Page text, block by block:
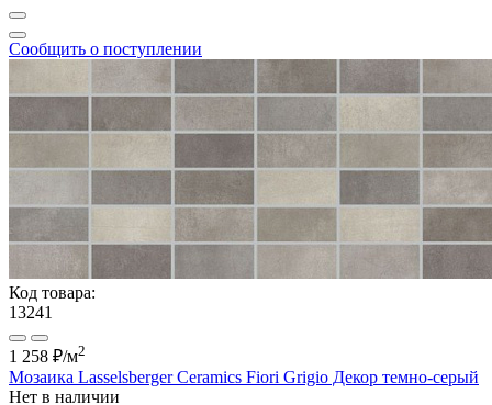
Сообщить о поступлении
Код товара:
13241
1 258 ₽/м2
Мозаика Lasselsberger Ceramics Fiori Grigio Декор темно-серый
Нет в наличии